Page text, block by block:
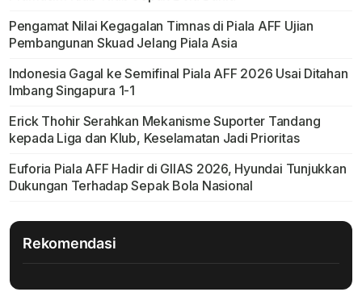
Pengamat Nilai Kegagalan Timnas di Piala AFF Ujian
Pembangunan Skuad Jelang Piala Asia
Indonesia Gagal ke Semifinal Piala AFF 2026 Usai Ditahan
Imbang Singapura 1-1
Erick Thohir Serahkan Mekanisme Suporter Tandang
kepada Liga dan Klub, Keselamatan Jadi Prioritas
Euforia Piala AFF Hadir di GIIAS 2026, Hyundai Tunjukkan
Dukungan Terhadap Sepak Bola Nasional
Rekomendasi